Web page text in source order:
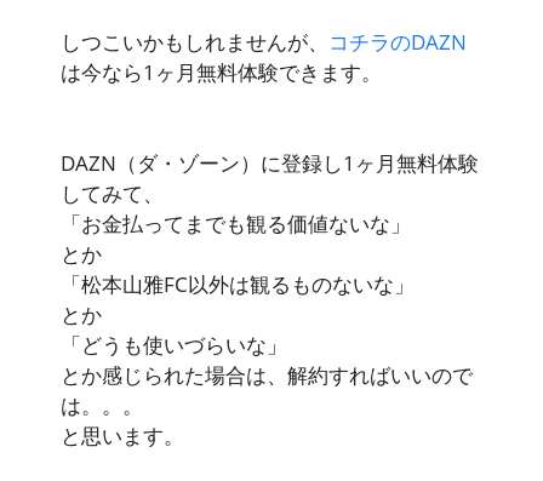
しつこいかもしれませんが、 コチラのDAZN
は今なら1ヶ月無料体験できます。
DAZN（ダ・ゾーン）に登録し1ヶ月無料体験
してみて、
「お金払ってまでも観る価値ないな」
とか
「松本山雅FC以外は観るものないな」
とか
「どうも使いづらいな」
とか感じられた場合は、解約すればいいので
は。。。
と思います。